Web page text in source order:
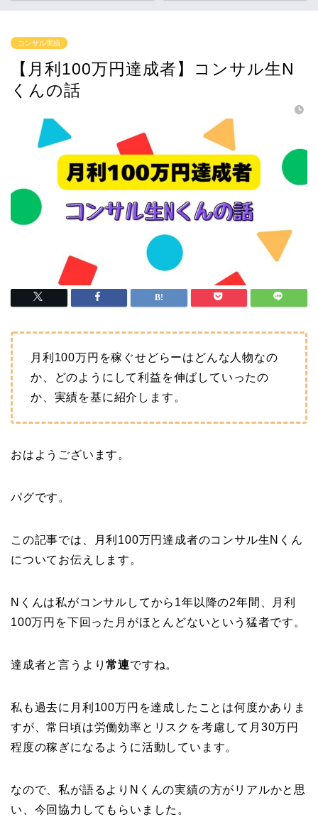
コンサル実績
【月利100万円達成者】コンサル生N
くんの話
月利100万円を稼ぐせどらーはどんな人物なの
か、どのようにして利益を伸ばしていったの
か、実績を基に紹介します。
おはようございます。
パグです。
この記事では、月利100万円達成者のコンサル生Nくん
についてお伝えします。
Nくんは私がコンサルしてから1年以降の2年間、月利
100万円を下回った月がほとんどないという猛者です。
達成者と言うより常連ですね。
私も過去に月利100万円を達成したことは何度かありま
すが、常日頃は労働効率とリスクを考慮して月30万円
程度の稼ぎになるように活動しています。
なので、私が語るよりNくんの実績の方がリアルかと思
い、今回協力してもらいました。